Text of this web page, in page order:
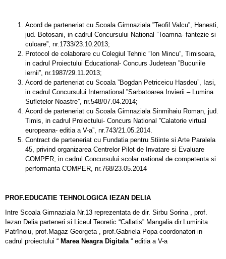
Acord de parteneriat cu Scoala Gimnaziala ”Teofil Valcu”, Hanesti,
jud. Botosani, in cadrul Concursului National ”Toamna- fantezie si
culoare”, nr.1733/23.10.2013;
Protocol de colaborare cu Colegiul Tehnic ”Ion Mincu”, Timisoara,
in cadrul Proiectului Educational- Concurs Judetean ”Bucuriile
iernii”, nr.1987/29.11.2013;
Acord de parteneriat cu Scoala ”Bogdan Petriceicu Hasdeu”, Iasi,
in cadrul Concursului International ”Sarbatoarea Invierii – Lumina
Sufletelor Noastre”, nr.548/07.04.2014;
Acord de parteneriat cu Scoala Gimnaziala Sinmihaiu Roman, jud.
Timis, in cadrul Proiectului- Concurs National ”Calatorie virtual
europeana- editia a V-a”, nr.743/21.05.2014.
Contract de parteneriat cu Fundatia pentru Stiinte si Arte Paralela
45, privind organizarea Centrelor Pilot de Invatare si Evaluare
COMPER, in cadrul Concursului scolar national de competenta si
performanta COMPER, nr.768/23.05.2014
PROF.EDUCATIE TEHNOLOGICA IEZAN DELIA
Intre Scoala Gimnaziala Nr.13 reprezentata de dir. Sirbu Sorina , prof.
Iezan Delia parteneri si Liceul Teoretic “Callatis” Mangalia dir.Luminita
Patrînoiu, prof.Magaz Georgeta , prof.Gabriela Popa coordonatori in
cadrul proiectului “ Marea Neagra Digitala“ editia a V-a